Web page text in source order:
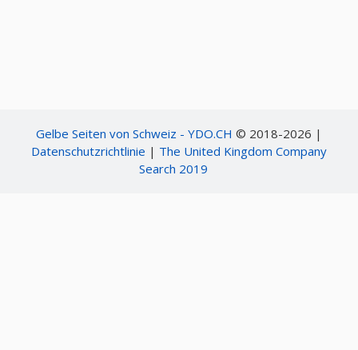
Gelbe Seiten von Schweiz - YDO.CH © 2018-2026 |
Datenschutzrichtlinie | The United Kingdom Company
Search 2019